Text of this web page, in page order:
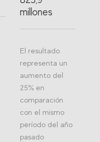
millones
El resultado
representa un
aumento del
25% en
comparación
con el mismo
período del año
pasado